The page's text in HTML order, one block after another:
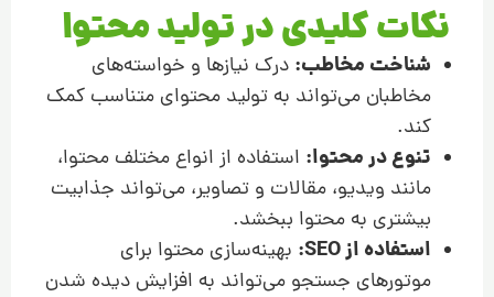
نکات کلیدی در تولید محتوا
شناخت مخاطب: درک نیازها و خواسته‌های
مخاطبان می‌تواند به تولید محتوای متناسب کمک
کند.
تنوع در محتوا: استفاده از انواع مختلف محتوا،
مانند ویدیو، مقالات و تصاویر، می‌تواند جذابیت
بیشتری به محتوا ببخشد.
استفاده از SEO:
بهینه‌سازی محتوا برای
موتورهای جستجو می‌تواند به افزایش دیده شدن